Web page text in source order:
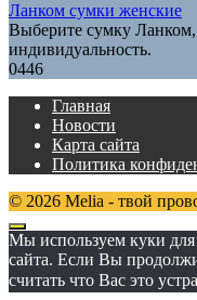
Ланком сумки женские
Выберите сумку Ланком,
индивидуальность.
0446
Главная
Новости
Карта сайта
Политика
© 2026 Melia - твой
Мы используем куки
сайта. Если Вы
считать что Вас это